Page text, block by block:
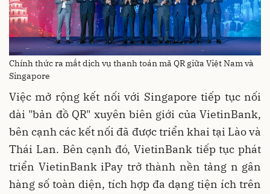
Chính thức ra mắt dịch vụ thanh toán mã QR giữa Việt Nam và
Singapore
Việc mở rộng kết nối với Singapore tiếp tục nối
dài "bản đồ QR" xuyên biên giới của VietinBank,
bên cạnh các kết nối đã được triển khai tại Lào và
Thái Lan. Bên cạnh đó, VietinBank tiếp tục phát
triển VietinBank iPay trở thành nền tảng n gân
hàng số toàn diện, tích hợp đa dạng tiện ích trên